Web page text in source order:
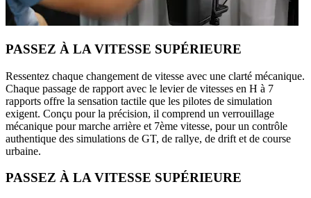
PASSEZ À LA VITESSE SUPÉRIEURE
Ressentez chaque changement de vitesse avec une clarté mécanique.
Chaque passage de rapport avec le levier de vitesses en H à 7
rapports offre la sensation tactile que les pilotes de simulation
exigent. Conçu pour la précision, il comprend un verrouillage
mécanique pour marche arrière et 7ème vitesse, pour un contrôle
authentique des simulations de GT, de rallye, de drift et de course
urbaine.
PASSEZ À LA VITESSE SUPÉRIEURE